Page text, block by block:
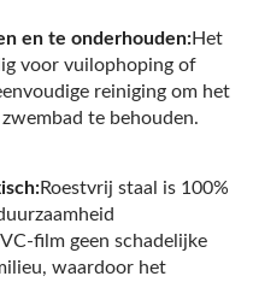
en te onderhouden:Het
voor vuilophoping of
reiniging om het
te behouden.
Roestvrij staal is 100%
film geen schadelijke
waardoor het